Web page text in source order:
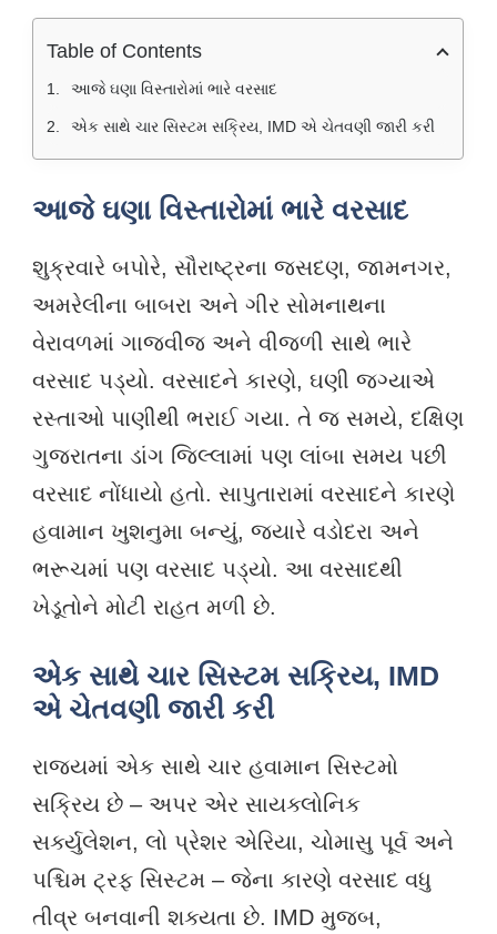
Table of Contents
આજે ઘણા વિસ્તારોમાં ભારે વરસાદ
એક સાથે ચાર સિસ્ટમ સક્રિય, IMD એ ચેતવણી જારી કરી
આજે ઘણા વિસ્તારોમાં ભારે વરસાદ
શુક્રવારે બપોરે, સૌરાષ્ટ્રના જસદણ, જામનગર,
અમરેલીના બાબરા અને ગીર સોમનાથના
વેરાવળમાં ગાજવીજ અને વીજળી સાથે ભારે
વરસાદ પડ્યો. વરસાદને કારણે, ઘણી જગ્યાએ
રસ્તાઓ પાણીથી ભરાઈ ગયા. તે જ સમયે, દક્ષિણ
ગુજરાતના ડાંગ જિલ્લામાં પણ લાંબા સમય પછી
વરસાદ નોંધાયો હતો. સાપુતારામાં વરસાદને કારણે
હવામાન ખુશનુમા બન્યું, જ્યારે વડોદરા અને
ભરૂચમાં પણ વરસાદ પડ્યો. આ વરસાદથી
ખેડૂતોને મોટી રાહત મળી છે.
એક સાથે ચાર સિસ્ટમ સક્રિય, IMD
એ ચેતવણી જારી કરી
રાજ્યમાં એક સાથે ચાર હવામાન સિસ્ટમો
સક્રિય છે – અપર એર સાયક્લોનિક
સર્ક્યુલેશન, લો પ્રેશર એરિયા, ચોમાસુ પૂર્વ અને
પશ્ચિમ ટ્રફ સિસ્ટમ – જેના કારણે વરસાદ વધુ
તીવ્ર બનવાની શક્યતા છે. IMD મુજબ,